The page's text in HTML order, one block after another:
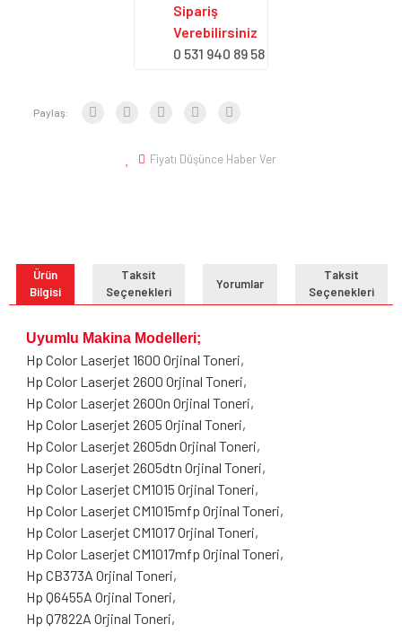
Sipariş
Verebilirsiniz
0 531 940 89 58
Paylaş:
Fiyatı Düşünce Haber Ver
Ürün
Bilgisi
Taksit
Seçenekleri
Yorumlar
Taksit
Seçenekleri
Uyumlu Makina Modelleri;
Hp Color Laserjet 1600 Orjinal Toneri,
Hp Color Laserjet 2600 Orjinal Toneri,
Hp Color Laserjet 2600n Orjinal Toneri,
Hp Color Laserjet 2605 Orjinal Toneri,
Hp Color Laserjet 2605dn Orjinal Toneri,
Hp Color Laserjet 2605dtn Orjinal Toneri,
Hp Color Laserjet CM1015 Orjinal Toneri,
Hp Color Laserjet CM1015mfp Orjinal Toneri,
Hp Color Laserjet CM1017 Orjinal Toneri,
Hp Color Laserjet CM1017mfp Orjinal Toneri,
Hp CB373A Orjinal Toneri,
Hp Q6455A Orjinal Toneri,
Hp Q7822A Orjinal Toneri,